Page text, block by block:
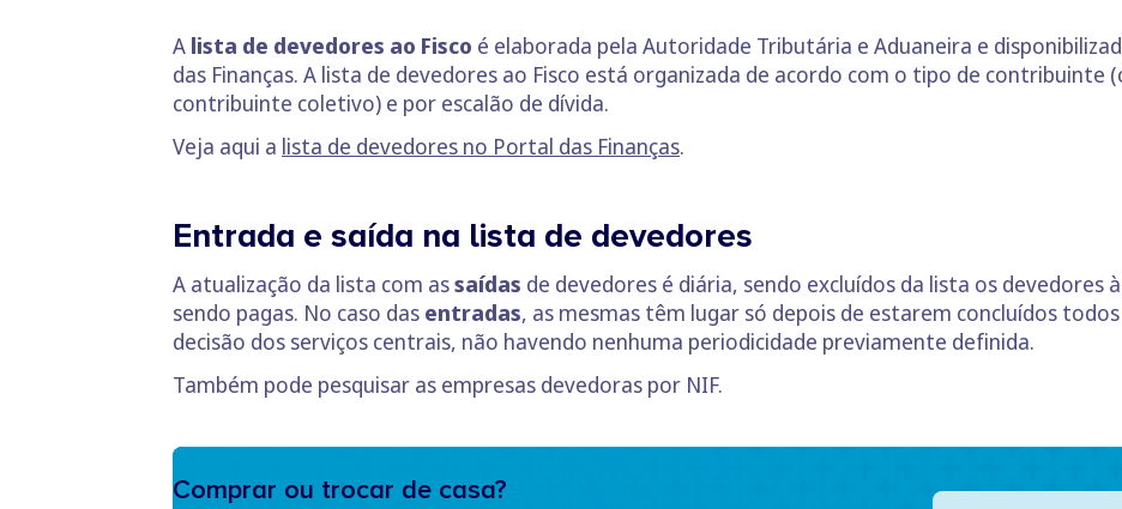
A lista de devedores ao Fisco é elaborada pela Autoridade Tributária e Aduaneira e
das Finanças. A lista de devedores ao Fisco está organizada de acordo com o tipo de contribuinte
contribuinte coletivo) e por escalão de dívida.
Veja aqui a lista de devedores no Portal das Finanças.
Entrada e saída na lista de devedores
A atualização da lista com assaídas de devedores é diária, sendo excluídos da lista os devedores
sendo pagas. No caso das entradas, as mesmas têm lugar só depois de estarem concluídos
decisão dos serviços centrais, não havendo nenhuma periodicidade previamente definida.
Também pode pesquisar as empresas devedoras por NIF.
Comprar ou trocar de casa?